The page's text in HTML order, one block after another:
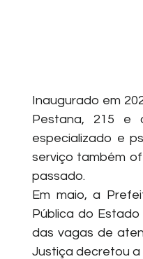
Inaugurado em
Pestana, 215 e
especializado e
serviço também
passado.
Em maio, a
Pública do
das vagas de
Justiça decretou a